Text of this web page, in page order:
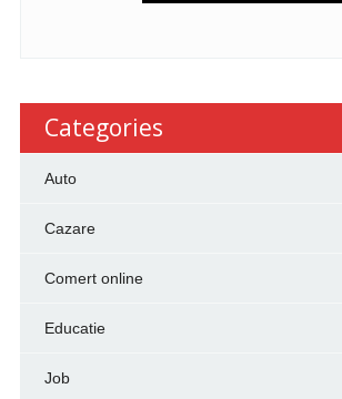
Categories
Auto
Cazare
Comert online
Educatie
Job